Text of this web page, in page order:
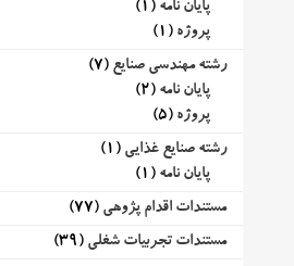
پایان نامه (1)
پروژه (1)
رشته مهندسی صنایع (7)
پایان نامه (2)
پروژه (5)
رشته صنایع غذایی (1)
پایان نامه (1)
مستندات اقدام پژوهی (77)
مستندات تجربیات شغلی (39)